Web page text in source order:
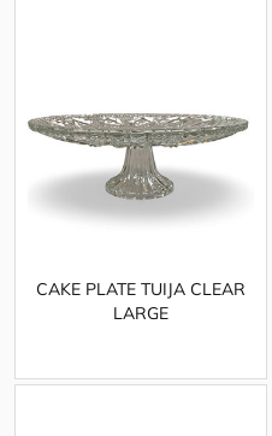
CAKE PLATE TUIJA CLEAR
LARGE